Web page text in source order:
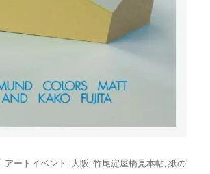
タ
アートイベント , 大阪,竹尾淀屋橋見本帖,紙の